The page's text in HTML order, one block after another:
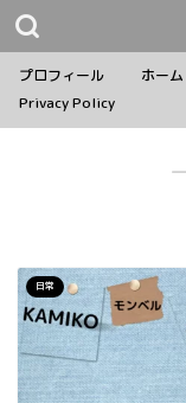
プロフィール
Privacy Policy
ホーム
日常